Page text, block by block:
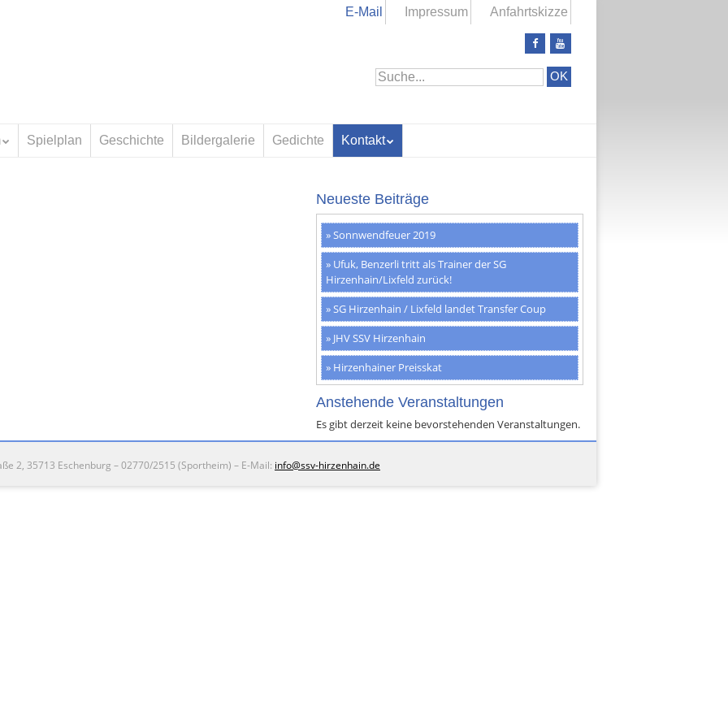
E-Mail Impressum Anfahrtskizze
Lass
uns
auf
Facebook
Spielplan Geschichte Bildergalerie Gedichte Kontakt
Neueste Beiträge
Sonnwendfeuer 2019
Ufuk, Benzerli tritt als Trainer der SG
Hirzenhain/Lixfeld zurück!
SG Hirzenhain / Lixfeld landet Transfer Coup
JHV SSV Hirzenhain
Hirzenhainer Preisskat
Anstehende Veranstaltungen
Es gibt derzeit keine bevorstehenden Veranstaltungen.
2, 35713 Eschenburg – 02770/2515 (Sportheim) – E-Mail: info@ssv-hirzenhain.de